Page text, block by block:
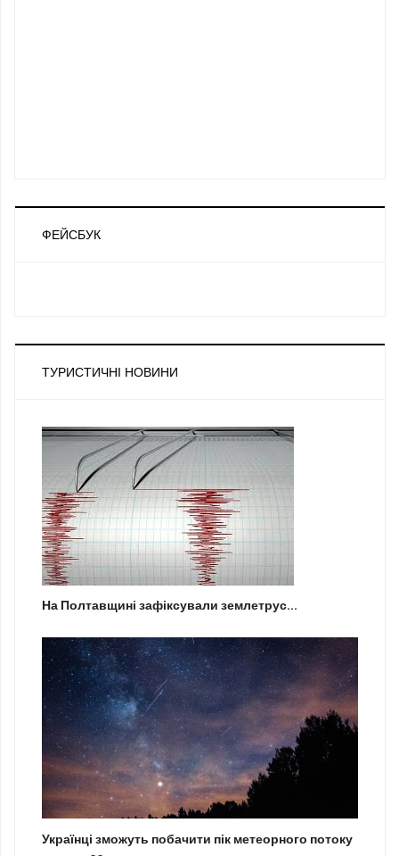
ФЕЙСБУК
ТУРИСТИЧНІ НОВИНИ
На Полтавщині зафіксували землетрус...
Українці зможуть побачити пік метеорного потоку